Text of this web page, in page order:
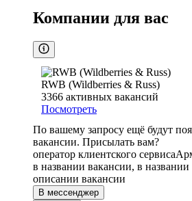
Компании для вас
RWB (Wildberries & Russ)
3366 активных вакансий
Посмотреть
По вашему запросу ещё будут
вакансии. Присылать вам?
оператор клиентского сервиса
в названии вакансии, в
описании вакансии
В мессенджер